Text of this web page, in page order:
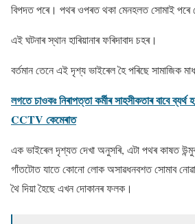
বিপদত পৰে। পথৰ ওপৰত থকা মেনহলত সােমাই পৰে
এই ঘটনাৰ স্থান হাৰিয়ানাৰ ফৰিদাবাদ চহৰ।
বৰ্তমান তেনে এই দৃশ্য ভাইৰেল হৈ পৰিছে সামাজিক
লগতে চাওকঃ নিৰাপত্তা কৰ্মীৰ সাহসীকতাৰ বাবে
CCTV কেমেৰাত
এক ভাইৰেল দৃশ্যত দেখা অনুসৰি, এটা পথৰ কাষত
গাঁতটোত যাতে কোনো লোক অসাৱধনবশত সোমাব
থৈ দিয়া হৈছে এখন দোকানৰ ফলক।